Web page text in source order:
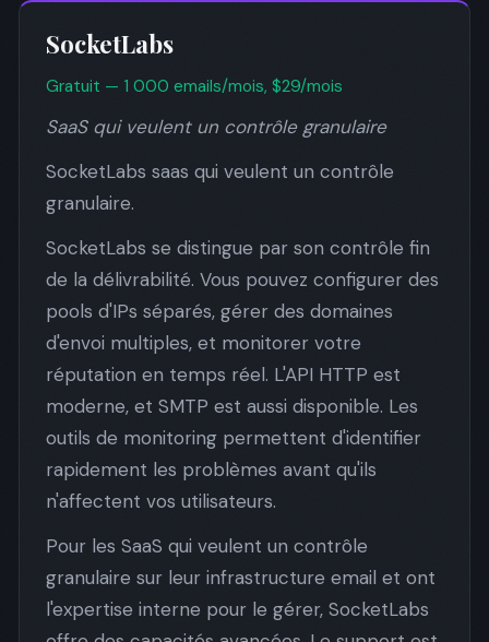
SocketLabs
Gratuit — 1 000 emails/mois, $29/mois
SaaS qui veulent un contrôle granulaire
SocketLabs saas qui veulent un contrôle
granulaire.
SocketLabs se distingue par son contrôle fin
de la délivrabilité. Vous pouvez configurer des
pools d'IPs séparés, gérer des domaines
d'envoi multiples, et monitorer votre
réputation en temps réel. L'API HTTP est
moderne, et SMTP est aussi disponible. Les
outils de monitoring permettent d'identifier
rapidement les problèmes avant qu'ils
n'affectent vos utilisateurs.
Pour les SaaS qui veulent un contrôle
granulaire sur leur infrastructure email et ont
l'expertise interne pour le gérer, SocketLabs